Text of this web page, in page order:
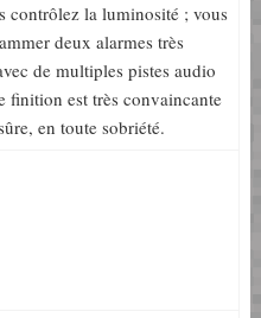
contrôlez la luminosité ; vous
deux alarmes très
de multiples pistes audio
finition est très convaincante
en toute sobriété.